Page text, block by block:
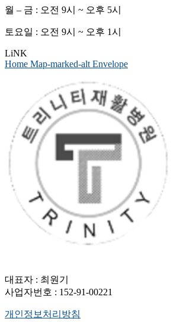
월 – 금 : 오전 9시 ~ 오후 5시
토요일 : 오전 9시 ~ 오후 1시
LiNK
Home Map-marked-alt Envelope
대표자 : 최원기
사업자번호 : 152-91-00221
개인정보처리방침